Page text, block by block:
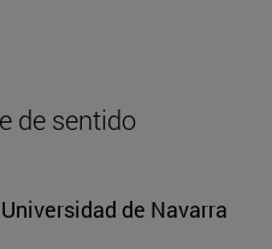
de sentido
de Navarra